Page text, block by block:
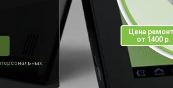
персональных
Цена
от 1400 р.